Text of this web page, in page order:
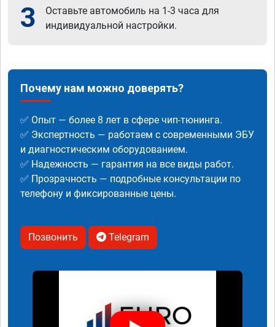
3
Оставьте автомобиль на 1-3 часа для
индивидуальной настройки.
Почему нам можно доверять?
✅ Опыт — более 8 лет в сфере чип-тюнинга.
✅ Экспертность — работаем с современными ЭБУ
и диагностическим оборудованием.
✅ Надежность — гарантия на все виды работ.
✅ Прозрачность — подробные консультации по
телефону и фиксированные цены.
Позвонить Telegram